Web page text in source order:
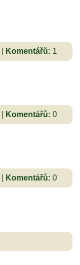
Komentářů: 1
Komentářů: 0
Komentářů: 0